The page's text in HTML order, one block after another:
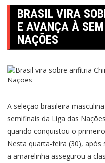
BRASIL VIRA
E AVANÇA À
NAÇÕES
A seleção brasileira
semifinais da Liga das
quando conquistou o
Nesta quarta-feira (30), após
a amarelinha assegurou a